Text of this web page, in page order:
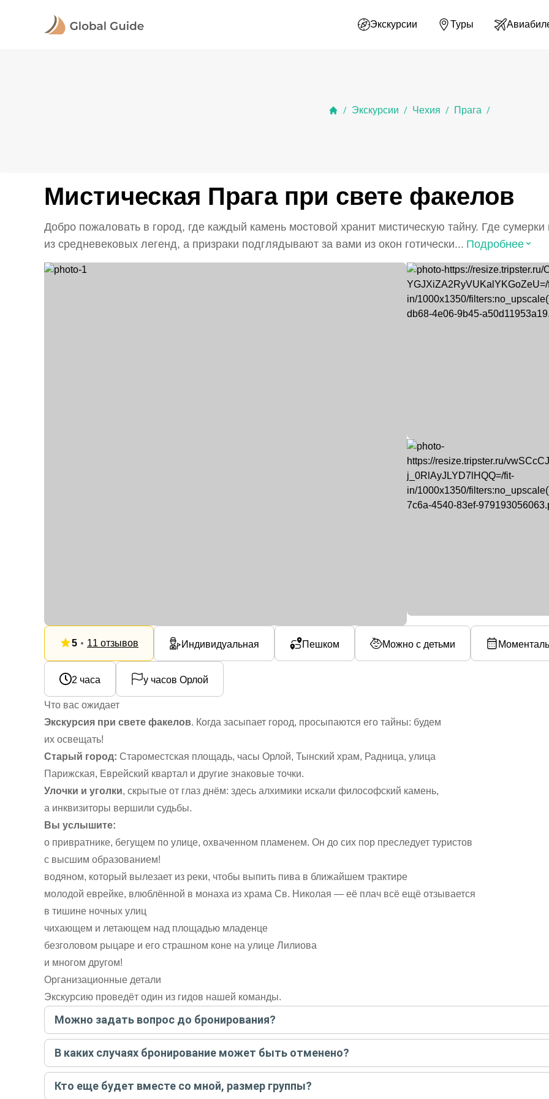
Экскурсии Туры
/ Экскурсии / Чехия / Прага /
Мистическая Прага при свете факелов
Добро пожаловать в город, где каждый камень мостовой хранит мистическую тайну. Где
из средневековых легенд, а призраки подглядывают за вами из окон готически... Подробнее⌃
5 11 отзывов Индивидуальная Пешком Можно с детьми
2 часа у часов Орлой
Что вас ожидает
Экскурсия при свете факелов. Когда засыпает город, просыпаются его тайны: будем
их освещать!
Старый город: Староместская площадь, часы Орлой, Тынский храм, Радница, улица
Парижская, Еврейский квартал и другие знаковые точки.
Улочки и уголки, скрытые от глаз днём: здесь алхимики искали философский камень,
а инквизиторы вершили судьбы.
Вы услышите:
о привратнике, бегущем по улице, охваченном пламенем. Он до сих пор преследует туристов
с высшим образованием!
водяном, который вылезает из реки, чтобы выпить пива в ближайшем трактире
молодой еврейке, влюблённой в монаха из храма Св. Николая — её плач всё ещё отзывается
в тишине ночных улиц
чихающем и летающем над площадью младенце
безголовом рыцаре и его страшном коне на улице Лилиова
и многом другом!
Организационные детали
Экскурсию проведёт один из гидов нашей команды.
Можно задать вопрос до бронирования?
Достаточно перейти по ссылке «Задать вопрос» и написать гиду. Платить при этом не нужно. Сначала согласуйте с
бронируйте экскурсию.Задать вопрос.
В каких случаях бронирование может быть отменено?
Только в случае неблагоприятных погодных условий, например, если экскурсия на кораблике, а по прогнозу погоды
вас об отмене, а мы вернем предоплату на карту. Во всех остальных случаях экскурсия состоится.
Кто еще будет вместе со мной, размер группы?